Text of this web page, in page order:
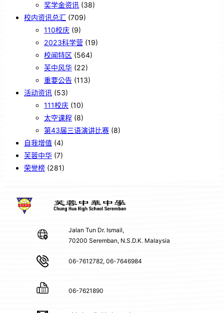
奖学金资讯 (38)
校内资讯总汇 (709)
110校庆 (9)
2023科学营 (19)
校闻特区 (564)
芙中风华 (22)
重要公告 (113)
活动资讯 (53)
111校庆 (10)
太空课程 (8)
第43届三语演讲比赛 (8)
自我增值 (4)
芙蓉中华 (7)
荣誉榜 (281)
Jalan Tun Dr. Ismail,
70200 Seremban, N.S.D.K. Malaysia
06-7612782, 06-7646984
06-7621890